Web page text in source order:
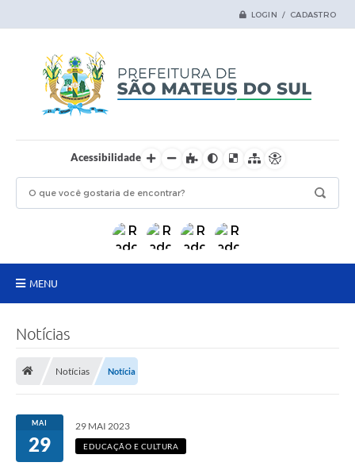
LOGIN / CADASTRO
Acessibilidade
MENU
Transparência
Secretarias
Notícias
Notícias Notícia
MAI
29
29 MAI 2023
EDUCAÇÃO E CULTURA